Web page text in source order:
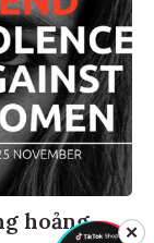
hoảng
✕